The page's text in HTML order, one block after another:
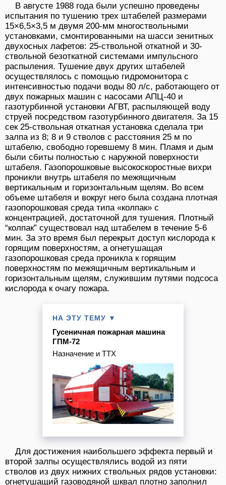
В августе 1988 года были успешно проведены
испытания по тушению трех штабелей размерами
15×6,5×3,5 м двумя 200-мм многоствольными
установками, смонтированными на шасси зенитных
двухосных лафетов: 25-ствольной откатной и 30-
ствольной безоткатной системами импульсного
распыления. Тушение двух других штабелей
осуществлялось с помощью гидромонитора с
интенсивностью подачи воды 80 л/с, работающего от
двух пожарных машин с насосами АПЦ-40 и
газотурбинной установки АГВТ, распыляющей воду
струей посредством газотурбинного двигателя. За 15
сек 25-ствольная откатная установка сделала три
залпа из 8; 8 и 9 стволов с расстояния 25 м по
штабелю, свободно горевшему 8 мин. Пламя и дым
были сбиты полностью с наружной поверхности
штабеля. Газопорошковые высокоскоростные вихри
проникли внутрь штабеля по межящичным
вертикальным и горизонтальным щелям. Во всем
объеме штабеля и вокруг него была создана плотная
газопорошковая среда типа «колпак» с
концентрацией, достаточной для тушения. Плотный
“колпак” существовал над штабелем в течение 5-6
мин. За это время был перекрыт доступ кислорода к
горящим поверхностям, а огнетушащая
газопорошковая среда проникла к горящим
поверхностям по межящичным вертикальным и
горизонтальным щелям, служившим путями подсоса
кислорода к очагу пожара.
НА ЭТУ ТЕМУ ▼
Гусеничная пожарная машина
ГПМ-72
Назначение и ТТХ
Для достижения наибольшего эффекта первый и
второй залпы осуществлялись водой из пяти
стволов из двух нижних ствольных рядов установки:
огнетушащий газоводяной шквал плотно заполнил